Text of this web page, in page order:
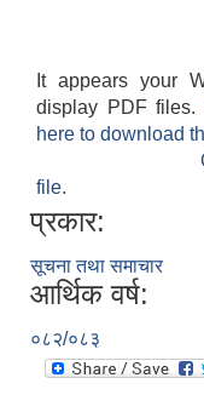
It appears your
display PDF files.
here to download
file.
प्रकार:
सूचना तथा समाचार
आर्थिक वर्ष:
०८२/०८३